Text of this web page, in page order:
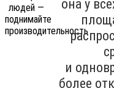
она у
и
более